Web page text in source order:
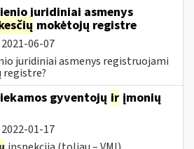
juridiniai asmenys
mokėtojų registre
2021-06-07
juridiniai asmenys registruojami
gyventojų ir įmonių
2022-01-17